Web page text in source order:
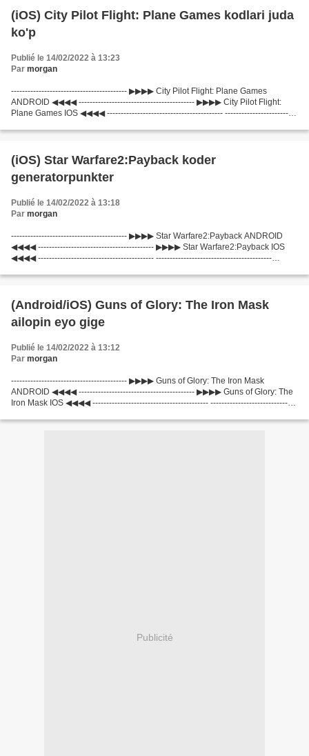
(iOS) City Pilot Flight: Plane Games kodlari juda
ko'p
Publié le 14/02/2022 à 13:23
Par morgan
------------------------------------------ ▶▶▶▶ City Pilot Flight: Plane Games
ANDROID ◀◀◀◀ ------------------------------------------ ▶▶▶▶ City Pilot Flight:
Plane Games IOS ◀◀◀◀ ------------------------------------------ --------------------------
(iOS) Star Warfare2:Payback koder
generatorpunkter
Publié le 14/02/2022 à 13:18
Par morgan
------------------------------------------ ▶▶▶▶ Star Warfare2:Payback ANDROID
◀◀◀◀ ------------------------------------------ ▶▶▶▶ Star Warfare2:Payback IOS
◀◀◀◀ ------------------------------------------ ------------------------------------------
(Android/iOS) Guns of Glory: The Iron Mask
ailopin eyo gige
Publié le 14/02/2022 à 13:12
Par morgan
------------------------------------------ ▶▶▶▶ Guns of Glory: The Iron Mask
ANDROID ◀◀◀◀ ------------------------------------------ ▶▶▶▶ Guns of Glory: The
Iron Mask IOS ◀◀◀◀ ------------------------------------------ -------------------------------
Publicité